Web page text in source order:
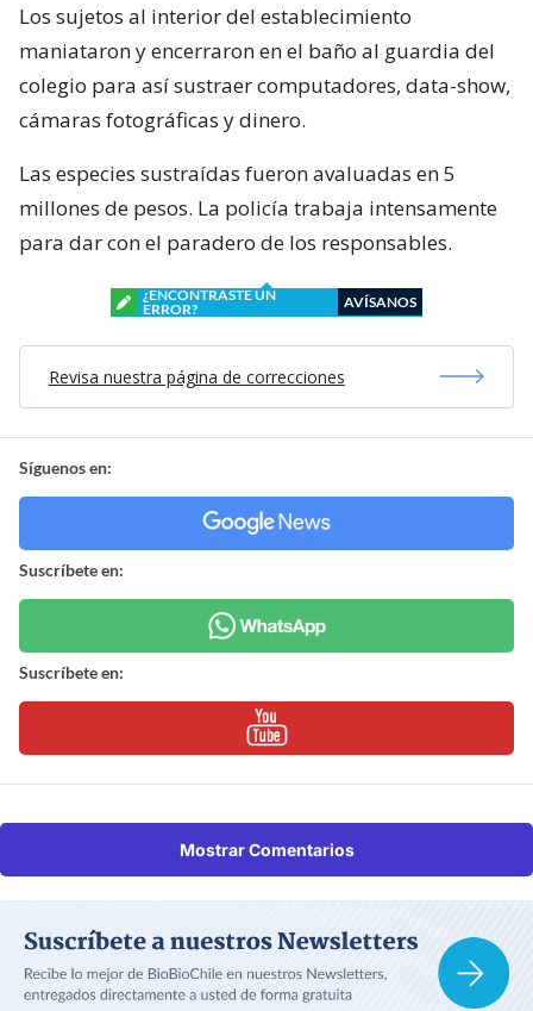
Los sujetos al interior del establecimiento
maniataron y encerraron en el baño al guardia del
colegio para así sustraer computadores, data-show,
cámaras fotográficas y dinero.
Las especies sustraídas fueron avaluadas en 5
millones de pesos. La policía trabaja intensamente
para dar con el paradero de los responsables.
¿ENCONTRASTE UN
ERROR?
AVÍSANOS
Revisa nuestra página de correcciones
Síguenos en:
Suscríbete en:
Suscríbete en:
Mostrar Comentarios